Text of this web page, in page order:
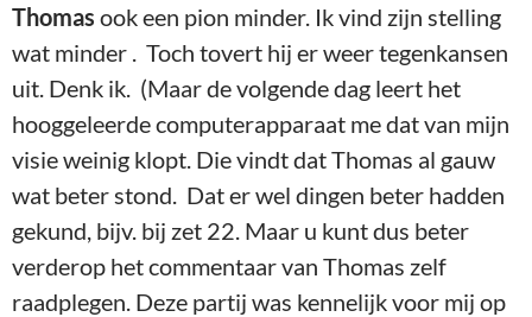
Thomas ook een pion minder. Ik vind zijn stelling
wat minder . Toch tovert hij er weer tegenkansen
uit. Denk ik. (Maar de volgende dag leert het
hooggeleerde computerapparaat me dat van mijn
visie weinig klopt. Die vindt dat Thomas al gauw
wat beter stond. Dat er wel dingen beter hadden
gekund, bijv. bij zet 22. Maar u kunt dus beter
verderop het commentaar van Thomas zelf
raadplegen. Deze partij was kennelijk voor mij op